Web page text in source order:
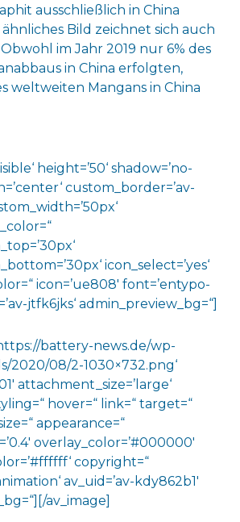
ausschließlich in China
Bild zeichnet sich auch
im Jahr 2019 nur 6% des
in China erfolgten,
weltweiten Mangans in China
height=’50‘ shadow=’no-
custom_border=’av-
icon_select=’yes‘
icon=’ue808′ font=’entypo-
jtfk6jks‘ admin_preview_bg=“]
battery-news.de/wp-
2020/08/2-1030×732.png‘
attachment_size=’large‘
hover=“ link=“ target=“
appearance=“
overlay_color=’#000000′
copyright=“
av_uid=’av-kdy862b1′
av_image]